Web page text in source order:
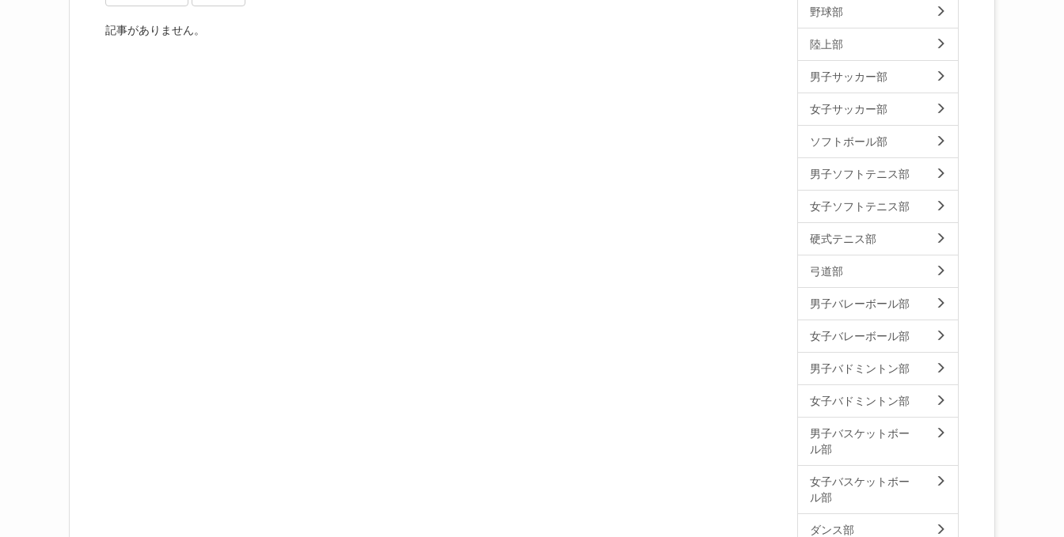
記事がありません。
野球部
陸上部
男子サッカー部
女子サッカー部
ソフトボール部
男子ソフトテニス部
女子ソフトテニス部
硬式テニス部
弓道部
男子バレーボール部
女子バレーボール部
男子バドミントン部
女子バドミントン部
男子バスケットボー
ル部
女子バスケットボー
ル部
ダンス部